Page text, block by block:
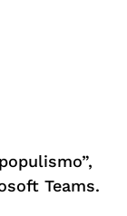
Teams.